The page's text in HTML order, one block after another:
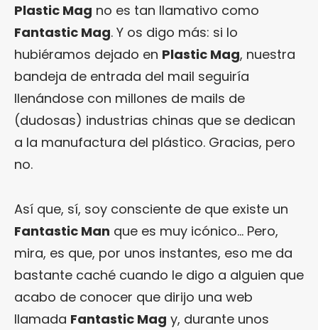
Plastic Mag no es tan llamativo como
Fantastic Mag. Y os digo más: si lo
hubiéramos dejado en Plastic Mag, nuestra
bandeja de entrada del mail seguiría
llenándose con millones de mails de
(dudosas) industrias chinas que se dedican
a la manufactura del plástico. Gracias, pero
no.
Así que, sí, soy consciente de que existe un
Fantastic Man que es muy icónico… Pero,
mira, es que, por unos instantes, eso me da
bastante caché cuando le digo a alguien que
acabo de conocer que dirijo una web
llamada Fantastic Mag y, durante unos